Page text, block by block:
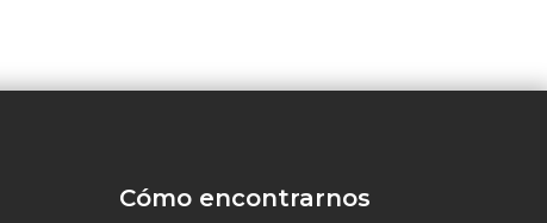
Cómo encontrarnos